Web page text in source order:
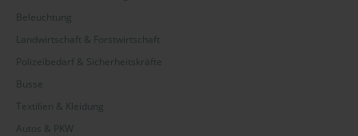
Beleuchtung
Landwirtschaft & Forstwirtschaft
Polizeibedarf & Sicherheitskräfte
Busse
Textilien & Kleidung
Autos & PKW